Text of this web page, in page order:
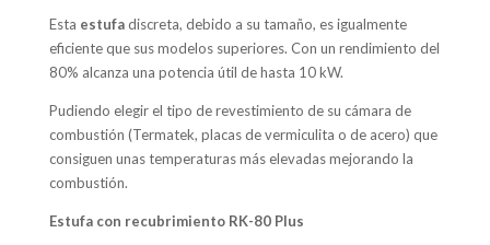
Esta estufadiscreta, debido a su tamaño, es igualmente
eficiente que sus modelos superiores. Con un rendimiento del
80% alcanza una potencia útil de hasta 10 kW.
Pudiendo elegir el tipo de revestimiento de su cámara de
combustión (Termatek, placas de vermiculita o de acero) que
consiguen unas temperaturas más elevadas mejorando la
combustión.
Estufa con recubrimiento RK-80 Plus